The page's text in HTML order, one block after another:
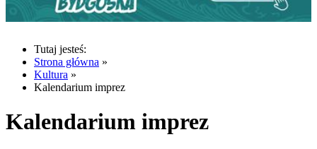
Tutaj jesteś:
Strona główna »
Kultura »
Kalendarium imprez
Kalendarium imprez